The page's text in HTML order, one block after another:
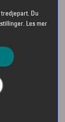
Du
Les mer